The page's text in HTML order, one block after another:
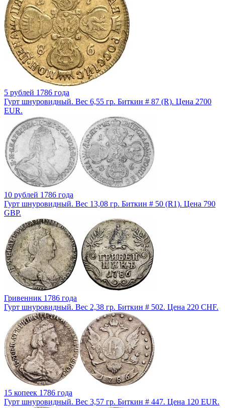
5 рублей 1786 года
Гурт шнуровидный. Вес 6,55 гр. Биткин # 87 (R). Цена 2700
EUR.
10 рублей 1786 года
Гурт шнуровидный. Вес 13,08 гр. Биткин # 50 (R1). Цена 790
GBP.
Гривенник 1786 года
Гурт шнуровидный. Вес 2,38 гр. Биткин # 502. Цена 220 CHF.
15 копеек 1786 года
Гурт шнуровидный. Вес 3,57 гр. Биткин # 447. Цена 120 EUR.